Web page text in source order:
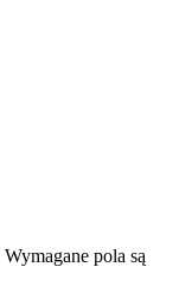
Wymagane pola są